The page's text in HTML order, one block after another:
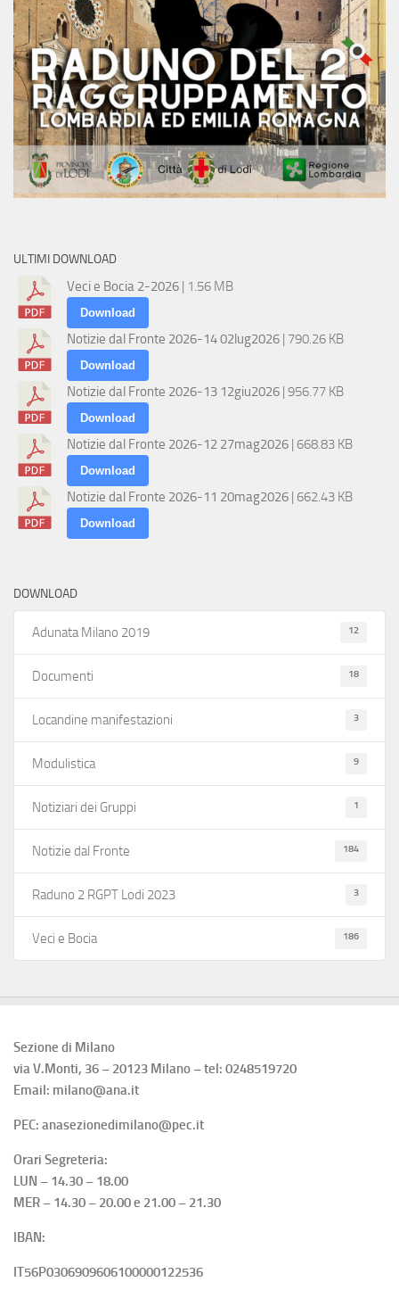
ULTIMI DOWNLOAD
Veci e Bocia 2-2026 | 1.56 MB
Download
Notizie dal Fronte 2026-14 02lug2026 | 790.26 KB
Download
Notizie dal Fronte 2026-13 12giu2026 | 956.77 KB
Download
Notizie dal Fronte 2026-12 27mag2026 | 668.83 KB
Download
Notizie dal Fronte 2026-11 20mag2026 | 662.43 KB
Download
DOWNLOAD
Adunata Milano 2019 12
Documenti 18
Locandine manifestazioni 3
Modulistica 9
Notiziari dei Gruppi 1
Notizie dal Fronte 184
Raduno 2 RGPT Lodi 2023 3
Veci e Bocia 186
Sezione di Milano
via V.Monti, 36 – 20123 Milano – tel: 0248519720
Email: milano@ana.it
PEC: anasezionedimilano@pec.it
Orari Segreteria:
LUN – 14.30 – 18.00
MER – 14.30 – 20.00 e 21.00 – 21.30
IBAN:
IT56P0306909606100000122536